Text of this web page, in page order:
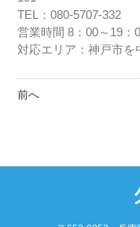
TEL：080-5707-332
営業時間 8：00～19
対応エリア：神戸市を
前へ